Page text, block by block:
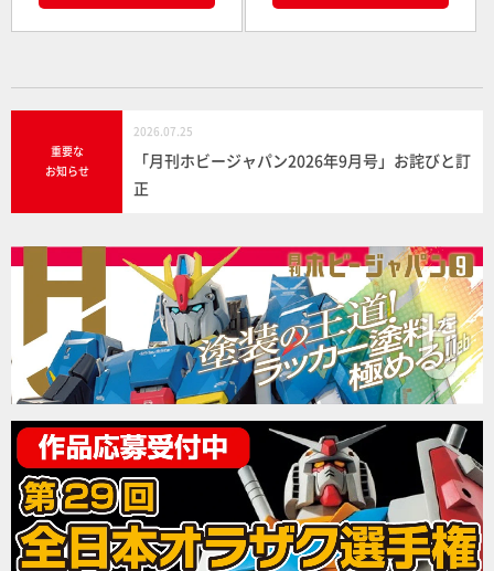
重要な
お知らせ
2026.07.25
「月刊ホビージャパン2026年9月号」お詫びと訂
正